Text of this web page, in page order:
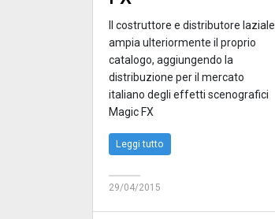
Il costruttore e distributore laziale
ampia ulteriormente il proprio
catalogo, aggiungendo la
distribuzione per il mercato
italiano degli effetti scenografici
Magic FX
Leggi tutto
29/04/2015